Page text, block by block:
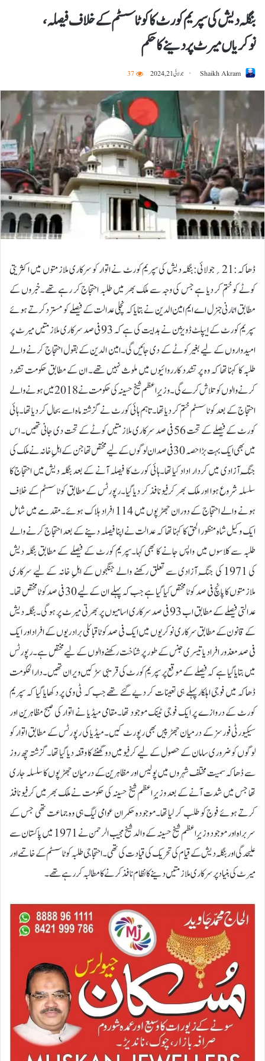
بنگلہ دیش کی سپریم کورٹ کا کوٹا سسٹم کے خلاف فیصلہ،
نوکریاں میرٹ پر دینے کا حکم
Shaikh Akram جولائی 21, 2024 37
ڈھاکہ:21؍جولائی:بنگلہ دیش کی سپریم کورٹ نے اتوار کو سرکاری ملازمتوں میں اکثریتی
کوٹے کو ختم کر دیا ہے جس کی وجہ سے ملک بھر میں طلبہ احتجاج کر رہے تھے۔خبروں کے
مطابق اٹارنی جنرل اے ایم امین الدین نے بتایا کہ نچلی عدالت کے فیصلے کو مسترد کرتے ہوئے
سپریم کورٹ کے ایپلٹ ڈویژن نے ہدایت کی ہے کہ 93 فی صد سرکاری ملازمتیں میرٹ پر
امیدواروں کے لیے بغیر کوٹے کے دی جائیں گی۔امین الدین کے بقول احتجاج کرنے والے
طلبہ کا کہنا تھا کہ وہ پر تشدد کارروائیوں میں ملوث نہیں تھے۔ ان کے مطابق حکومت تشدد
کرنے والوں کو تلاش کرے گی۔وزیرِ اعظم شیخ حسینہ کی حکومت نے 2018 میں ہونے والے
احتجاج کے بعد کوٹا سسٹم ختم کر دیا تھا۔ تاہم ہائی کورٹ نے گزشتہ ماہ اسے بحال کر دیا تھا۔ہائی
کورٹ کے فیصلے کے تحت 56 فی صد سرکاری ملازمتیں کوٹے کے تحت دی جانی تھیں۔ اس
میں بھی ایک بہت بڑا حصہ 30 فی صد ان لوگوں کے لیے مختص تھا جن کے اہلِ خانہ نے ملک کی
جنگِ آزادی میں کردار اداد کیا تھا۔ہائی کورٹ کا فیصلہ آنے کے بعد بنگلہ دیش میں احتجاج کا
سلسلہ شروع ہوا اور ملک بھر کرفیو نافذ کر دیا گیا۔رپورٹس کے مطابق کوٹا سسٹم کے خلاف
ہونے والے احتجاج کے دوران جھڑپوں میں 114 افراد ہلاک ہوئے۔مقدمے میں شامل
ایک وکیل شاہ منظور الحق کا کہنا تھا کہ عدالت نے اپنا فیصلہ دینے کے بعد احتجاج کرنے والے
طلبہ سے کلاسوں میں واپس جانے کا بھی کہا۔سپریم کورٹ کے فیصلے کے مطابق بنگلہ دیش
کی 1971 کی جنگِ آزادی سے تعلق رکھنے والے جنگجوں کے اہلِ خانہ کے لیے سرکاری
ملازمتوں کا پانچ فی صد کوٹا مختص کیا گیا ہے جب کہ پہلے ان کے لیے 30 فی صد کوٹا مختص تھا۔
عدالتی فیصلے کے مطابق اب 93 فی صد سرکاری اسامیوں پر بھرتی میرٹ پر ہو گی۔بنگلہ دیش
کے قانون کے مطابق سرکاری نوکریوں میں ایک فی صد کوٹا قبائلی برادریوں کے افراد اور ایک
فی صد معذور افراد یا تیسری جنس کے طور پر شناخت رکھنے والوں کے لیے مختص ہے۔رپورٹس
میں بتایا گیا ہے کہ فیصلے کے موقع پر سپریم کورٹ کی قریبی سڑکیں ویران تھیں۔دارالحکومت
ڈھاکہ میں فوجی اہلکار پہلے ہی تعینات کر دیے گئے تھے جب کہ ٹی وی پر دکھایا گیا کہ سپریم
کورٹ کے دروازے پر ایک فوجی ٹینک موجود تھا۔مقامی میڈیا نے اتوار کی صبح مظاہرین اور
سیکیورٹی فورسز کے درمیان جھڑپیں بھی رپورٹ کیں۔میڈیا کی رپورٹس کے مطابق اتوار کو
لوگوں کو ضروری سامان کے حصول کے لیے کرفیو میں دو گھنٹے کا وقفہ دیا گیا تھا۔گزشتہ چھ روز
سے ڈھاکہ سمیت مختلف شہروں میں پولیس اور مظاہرین کے درمیان جھڑپوں کا سلسلہ جاری
تھا جس میں شدت آنے کے بعد وزیرِ اعظم شیخ حسینہ کی حکومت نے ملک بھر میں کرفیو نافذ
کرتے ہوئے فوج کو طلب کر لیا تھا۔موجودہ حکمران عوامی لیگ ہی وہ جماعت تھی جس کے
سربراہ اور موجود وزیرِ اعظم شیخ حسینہ کے والد شیخ مجیب الرحمن نے 1971 میں پاکستان سے
علیحدگی اور بنگلہ دیش کے قیام کی تحریک کی قیادت کی تھی۔احتجاجی طلبہ کوٹا سسٹم کے خاتمے اور
میرٹ کی بنیاد پر سرکاری ملازمتیں دینے کا نظام نافذ کرنے کا مطالبہ کر رہے تھے۔